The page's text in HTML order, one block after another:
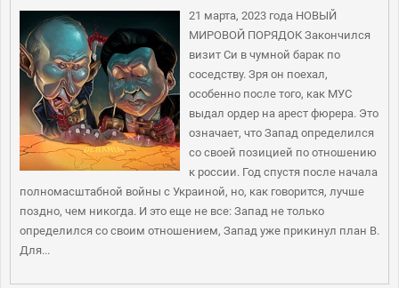
21 марта, 2023 года НОВЫЙ
МИРОВОЙ ПОРЯДОК Закончился
визит Си в чумной барак по
соседству. Зря он поехал,
особенно после того, как МУС
выдал ордер на арест фюрера. Это
означает, что Запад определился
со своей позицией по отношению
к россии. Год спустя после начала
полномасштабной войны с Украиной, но, как говорится, лучше
поздно, чем никогда. И это еще не все: Запад не только
определился со своим отношением, Запад уже прикинул план В.
Для...